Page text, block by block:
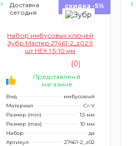
Доставка
сегодня
скидка -5%
Набор имбусовых ключей
Зубр Мастер 27461-2_z02 9
шт HEX 1,5-10 мм
(0)
Представлен в
магазине
Вид
имбусовый
Материал
Cr-V
Размер (min)
1,5 мм
Размер (max)
10 мм
Набор
да
Артикул:
27461-2_z02